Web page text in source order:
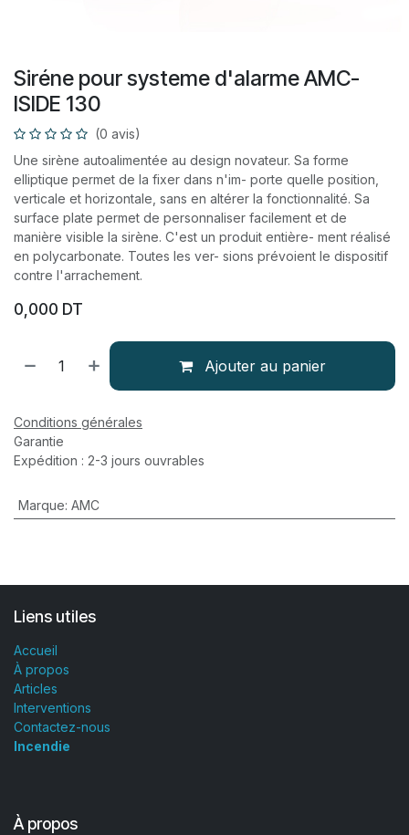
Siréne pour systeme d'alarme AMC-
ISIDE 130
(0 avis)
Une sirène autoalimentée au design novateur. Sa forme
elliptique permet de la fixer dans n'im- porte quelle position,
verticale et horizontale, sans en altérer la fonctionnalité. Sa
surface plate permet de personnaliser facilement et de
manière visible la sirène. C'est un produit entière- ment réalisé
en polycarbonate. Toutes les ver- sions prévoient le dispositif
contre l'arrachement.
0,000 DT
Ajouter au panier
Conditions générales
Garantie
Expédition : 2-3 jours ouvrables
Marque: AMC
Liens utiles
Accueil
À propos
Articles
Interventions
Contactez-nous
Incendie
À propos